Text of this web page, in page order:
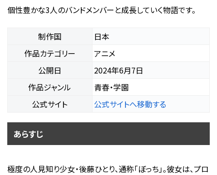
個性豊かな3人のバンドメンバーと成長していく物語です。
制作国
日本
作品カテゴリー
アニメ
公開日
2024年6月7日
作品ジャンル
青春・学園
公式サイト
公式サイトへ移動する
あらすじ
極度の人見知り少女・後藤ひとり、通称「ぼっち」。彼女は、プロ